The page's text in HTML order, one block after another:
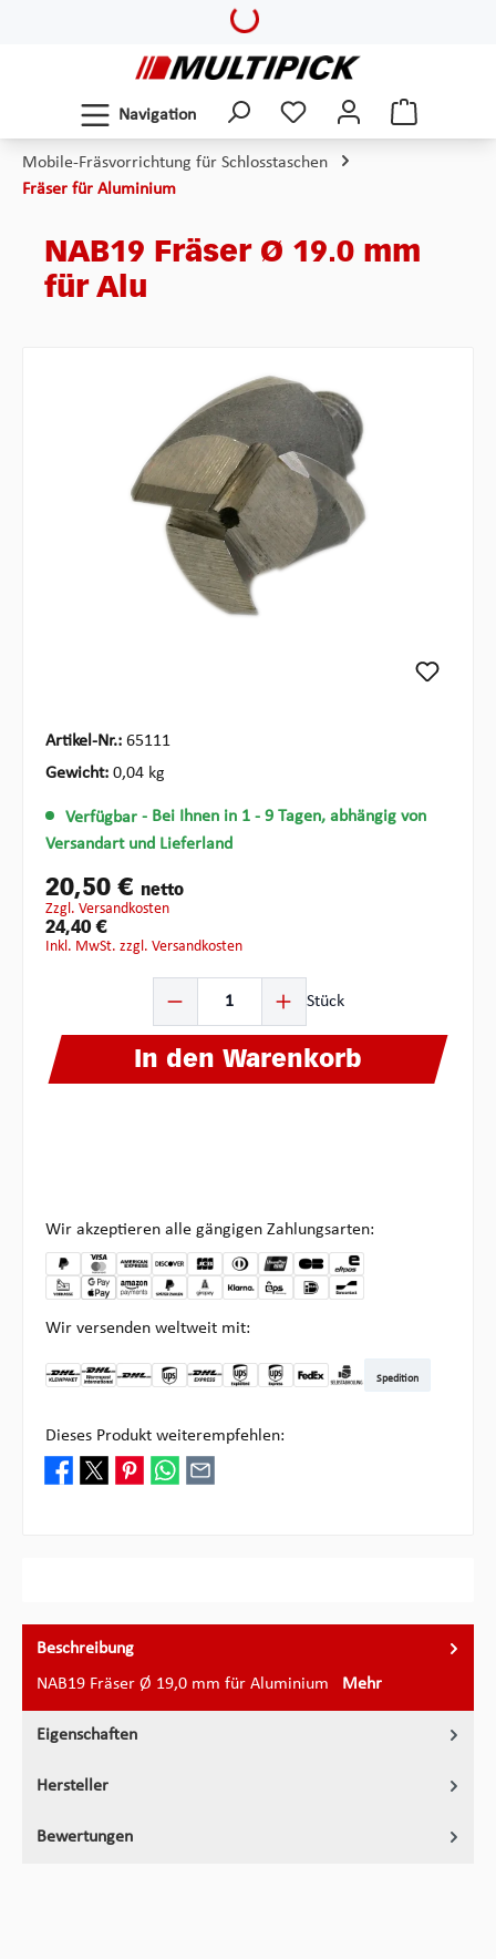
Loading...
Navigation
Mobile-Fräsvorrichtung für Schlosstaschen
Fräser für Aluminium
NAB19 Fräser Ø 19.0 mm
für Alu
Bildergalerie überspringen
Artikel-Nr.: 65111
Gewicht: 0,04 kg
Verfügbar - Bei Ihnen in 1 - 9 Tagen, abhängig von
Versandart und Lieferland
20,50 € netto
zzgl. Versandkosten
24,40 €
inkl. MwSt. zzgl. Versandkosten
Stück
In den Warenkorb
Wir akzeptieren alle gängigen Zahlungsarten:
Wir versenden weltweit mit:
Spedition
Dieses Produkt weiterempfehlen:
Beschreibung
NAB19 Fräser Ø 19,0 mm für Aluminium Mehr
Eigenschaften
Hersteller
Bewertungen